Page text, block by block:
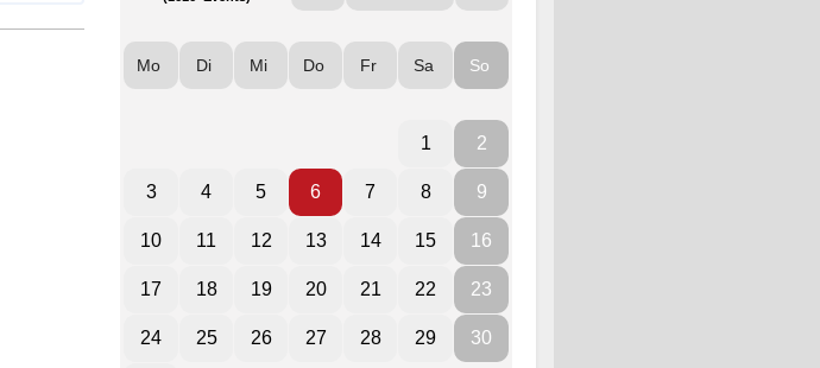
Mo Di Mi Do Fr Sa So
1 2
3 4 5 6 7 8 9
10 11 12 13 14 15 16
17 18 19 20 21 22 23
24 25 26 27 28 29 30